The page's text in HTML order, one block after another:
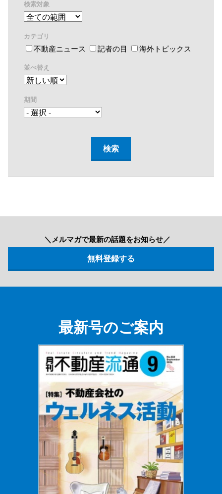
検索対象
カテゴリ
不動産ニュース 記者の目 海外トピックス
並べ替え
期間
＼メルマガで最新の話題をお知らせ／
最新号のご案内